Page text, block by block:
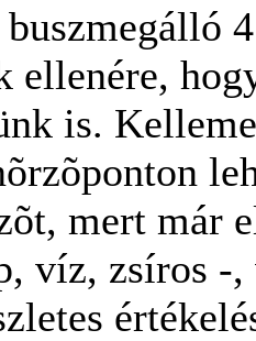
ellenére,
is.
mert már
víz, zsíros -